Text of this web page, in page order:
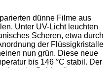
dünne Filme aus
Unter UV-Licht leuchten
Scheren, etwa durch
der Flüssigkristalle
nun grün. Diese neue
bis 146 °C stabil. Der